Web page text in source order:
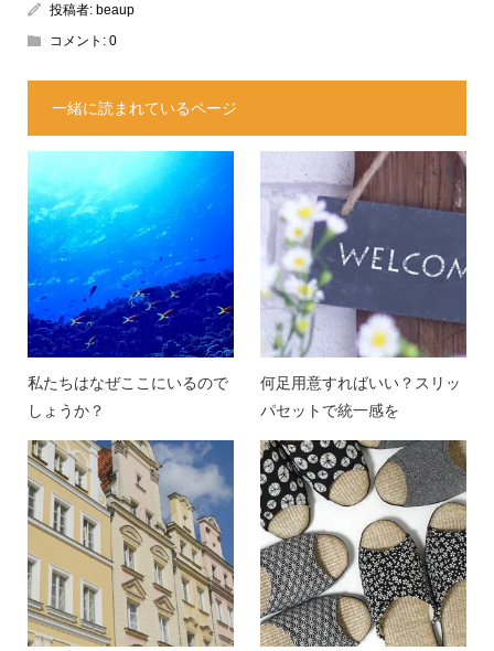
投稿者: beaup
コメント: 0
一緒に読まれているページ
私たちはなぜここにいるので
しょうか？
何足用意すればいい？スリッ
パセットで統一感を